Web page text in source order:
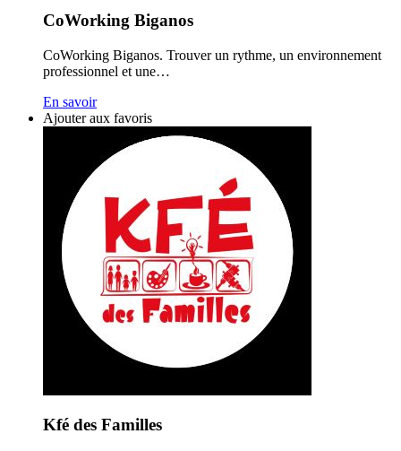
CoWorking Biganos
CoWorking Biganos. Trouver un rythme, un environnement
professionnel et une…
En savoir
Ajouter aux favoris
Kfé des Familles